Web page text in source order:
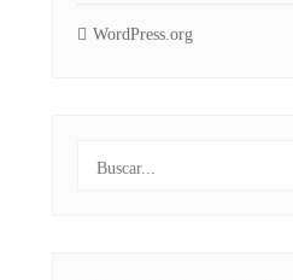
WordPress.org